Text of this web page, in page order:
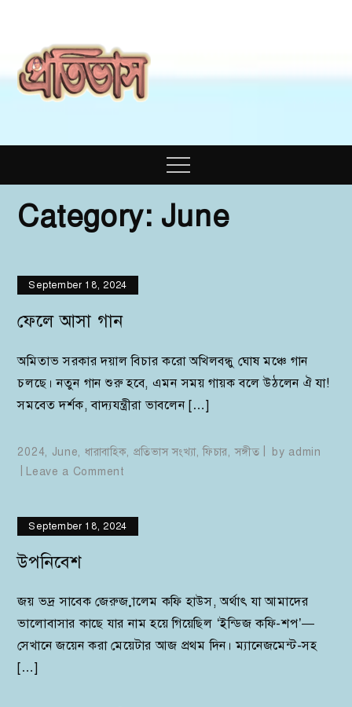
content
Prativas
Magazine
Menu
Category: June
September 18, 2024
ফেলে আসা গান
অমিতাভ সরকার দয়াল বিচার করো অখিলবন্ধু ঘোষ মঞ্চে গান
চলছে। নতুন গান শুরু হবে, এমন সময় গায়ক বলে উঠলেন ঐ যা!
সমবেত দর্শক, বাদ্যযন্ত্রীরা ভাবলেন […]
2024, June, ধারাবাহিক, প্রতিভাস সংখ্যা,ফিচার,সঙ্গীত by admin
Leave a Comment
গান
September 18, 2024
উপনিবেশ
জয় ভদ্র সাবেক জেরুজ়ালেম কফি হাউস, অর্থাৎ যা আমাদের
ভালোবাসার কাছে যার নাম হয়ে গিয়েছিল ‘ইন্ডিজ কফি-শপ’—
সেখানে জয়েন করা মেয়েটার আজ প্রথম দিন। ম্যানেজমেন্ট-সহ
[…]